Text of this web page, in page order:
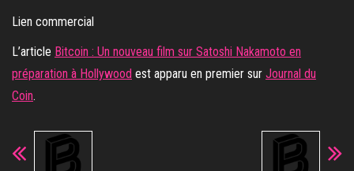
Lien commercial
L’article Bitcoin : Un nouveau film sur Satoshi Nakamoto en
préparation à Hollywood est apparu en premier sur Journal du
Coin.